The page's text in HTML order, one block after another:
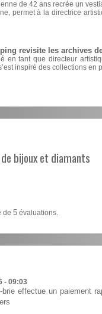
de 42 ans recrée un
permet à la directrice
revisite les archives
en tant que directeur
inspiré des collections en
bijoux et diamants
de 5 évaluations.
- 09:03
effectue un paiement